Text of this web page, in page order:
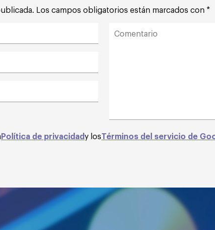
Los campos obligatorios están marcados con *
Política de privacidady losTérminos del servicio de